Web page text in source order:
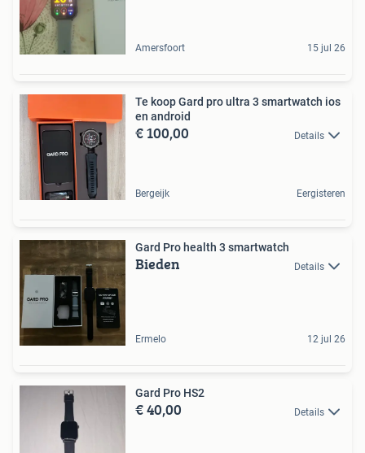
Amersfoort 15 jul 26
Te koop Gard pro ultra 3 smartwatch ios
en android
€ 100,00 Details
Bergeijk Eergisteren
Gard Pro health 3 smartwatch
Bieden Details
Ermelo 12 jul 26
Gard Pro HS2
€ 40,00 Details